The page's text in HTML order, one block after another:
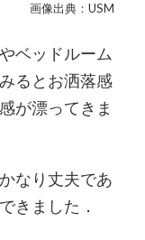
画像出典：USM
ベッドルーム
るとお洒落感
が漂ってきま
なり丈夫であ
きました．